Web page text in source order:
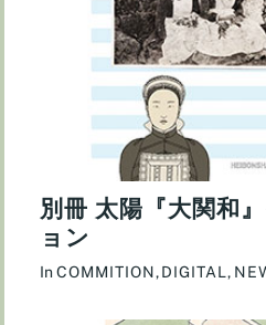
別冊 太陽『大関和
ョン
InCOMMITION,DIGITAL,